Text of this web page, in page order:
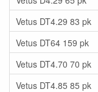
Vetus DT4.29 83 pk
Vetus DT64 159 pk
Vetus DT4.70 70 pk
Vetus DT4.85 85 pk